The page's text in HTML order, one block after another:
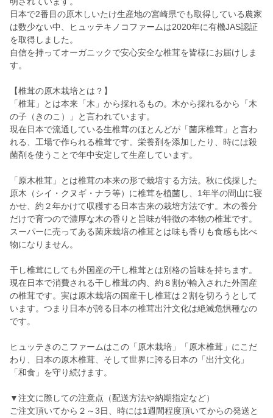
日本で2番目の原木しいたけ生産地の宮崎県でも取得している農家
は数少ない中、ヒュッテキノコファームは2020年に有機JAS認証
を取得しました。
自信を持ってオーガニックで安心安全な椎茸を皆様にお届けしま
す。
【椎茸の原木栽培とは？】
「椎茸」とは本来「木」から採れるもの。木から採れるから「木
の子（きのこ）」と言われています。
現在日本で流通している生椎茸のほとんどが「菌床椎茸」と言わ
れる、工場で作られる椎茸です。栄養剤を添加したり、時には殺
菌剤を使うことで年中安定して生産しています。
「原木椎茸」とは椎茸の本来の形で栽培する方法。秋に伐採した
原木（シイ・クヌギ・ナラ等）に椎茸を植菌し、1年半の間山に寝
かせ、約２年かけて収穫する日本古来の栽培方法です。木の養分
だけで育つので濃厚な木の香りと旨味が特徴の本物の椎茸です。
スーパーに売ってある菌床栽培の椎茸とは味も香りも食感も比べ
物になりません。
干し椎茸にしても外国産の干し椎茸とは別格の旨味を持ちます。
現在日本で消費される干し椎茸の内、約８割が輸入された外国産
の椎茸です。実は原木栽培の国産干し椎茸は２割を切ろうとして
います。つまり日本が誇る日本の椎茸出汁文化は絶滅危惧種なの
です。
ヒュッテきのこファームはこの「原木栽培」「原木椎茸」にこだ
わり、日本の原木椎茸、そして世界に誇る日本の「出汁文化」
「和食」を守り続けます。
▼注文に際しての注意点（配送方法や納期指定など）
ご注文頂いてから２～3日、時には1週間程度頂いてからの発送と